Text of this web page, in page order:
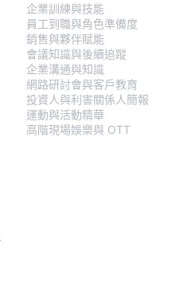
企業訓練與技能
員工到職與角色準備度
銷售與夥伴賦能
會議知識與後續追蹤
企業溝通與知識
網路研討會與客戶教育
投資人與利害關係人簡報
運動與活動精華
高階現場娛樂與 OTT